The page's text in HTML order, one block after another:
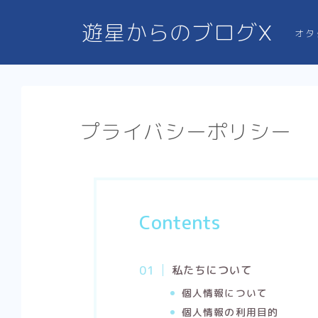
遊星からのブログX オタ
プライバシーポリシー
Contents
私たちについて
個人情報について
個人情報の利用目的